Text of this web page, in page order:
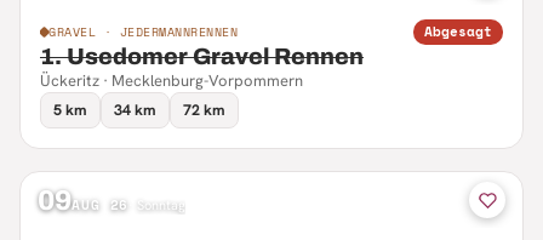
GRAVEL · JEDERMANNRENNEN Abgesagt
1. Usedomer Gravel Rennen
Ückeritz · Mecklenburg-Vorpommern
5 km
34 km 72 km
09AUG 26 Sonntag